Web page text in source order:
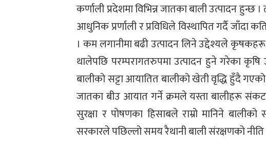
कर्णाली प्रदेशमा विभिन्न जातका बाली उत्पादन
आधुनिक प्रर्णाली र प्रविधिले विस्थापित गर्दै
। कम लगानीमा बढी उत्पादन लिने उद्देश्यले
थालेपछि परम्परागतरुपमा उत्पादन हुने गरेका कृषि
बालीको सट्टा आयातित बालीको खेती वृद्धि हुँदै
जातका बीउ आयात गर्ने क्रमले यस्ता बालीहरू
सुरक्षा र पोषणका हिसाबले राम्रो मानिने
सरकारले पछिल्लो समय रैथानी बाली संरक्षणको